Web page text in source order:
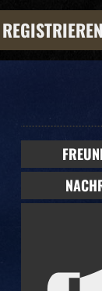
REGISTRIEREN